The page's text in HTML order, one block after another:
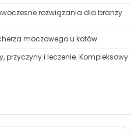
rozwiązania dla branży
moczowego u kotów.
przyczyny i leczenie. Kompleksowy